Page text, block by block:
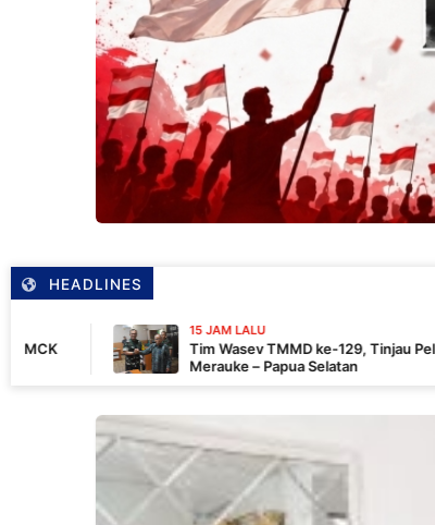
HEADLINES
15 JAM LALU
Tim Wasev TMMD ke-129, Tinjau Pelaksanaan Program
Merauke – Papua Selatan